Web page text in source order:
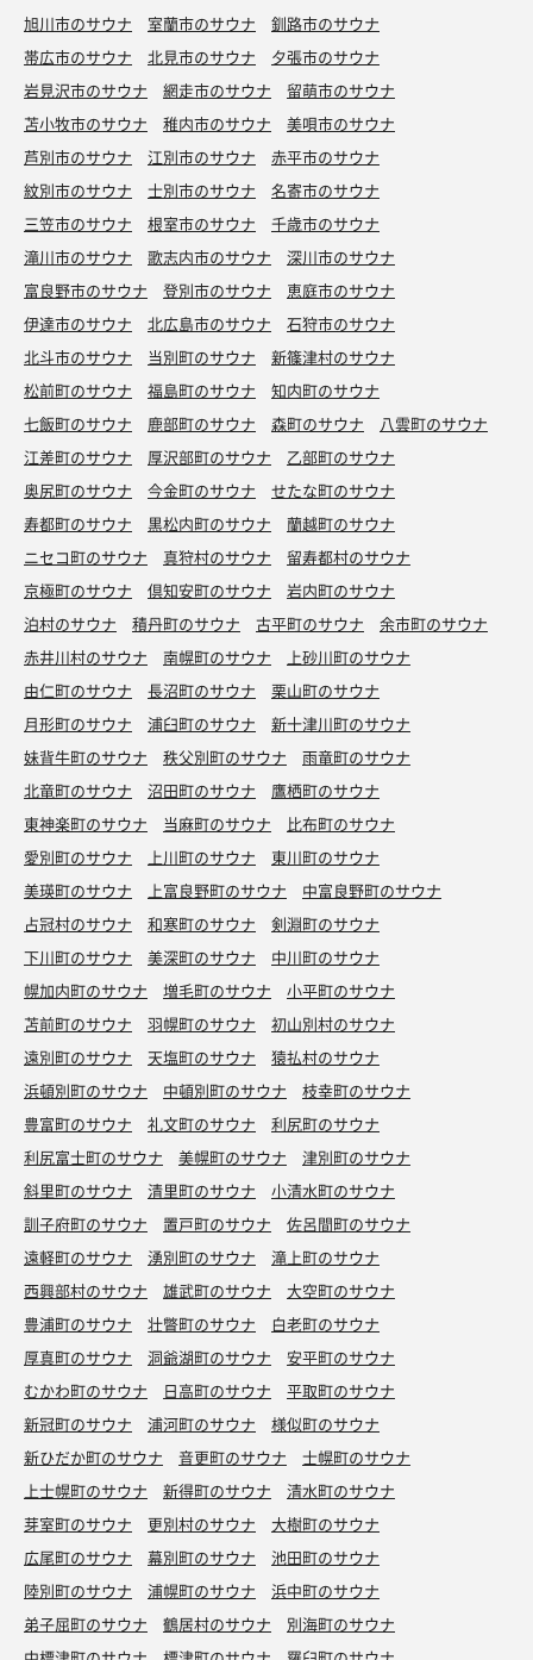
旭川市のサウナ
室蘭市のサウナ
釧路市のサウナ
帯広市のサウナ
北見市のサウナ
夕張市のサウナ
岩見沢市のサウナ
網走市のサウナ
留萌市のサウナ
苫小牧市のサウナ
稚内市のサウナ
美唄市のサウナ
芦別市のサウナ
江別市のサウナ
赤平市のサウナ
紋別市のサウナ
士別市のサウナ
名寄市のサウナ
三笠市のサウナ
根室市のサウナ
千歳市のサウナ
滝川市のサウナ
歌志内市のサウナ
深川市のサウナ
富良野市のサウナ
登別市のサウナ
恵庭市のサウナ
伊達市のサウナ
北広島市のサウナ
石狩市のサウナ
北斗市のサウナ
当別町のサウナ
新篠津村のサウナ
松前町のサウナ
福島町のサウナ
知内町のサウナ
七飯町のサウナ
鹿部町のサウナ 森町のサウナ
八雲町のサウナ
江差町のサウナ
厚沢部町のサウナ
乙部町のサウナ
奥尻町のサウナ
今金町のサウナ
せたな町のサウナ
寿都町のサウナ
黒松内町のサウナ
蘭越町のサウナ
ニセコ町のサウナ
真狩村のサウナ
留寿都村のサウナ
京極町のサウナ
倶知安町のサウナ
岩内町のサウナ
泊村のサウナ
積丹町のサウナ 古平町のサウナ
余市町のサウナ
赤井川村のサウナ
南幌町のサウナ
上砂川町のサウナ
由仁町のサウナ
長沼町のサウナ
栗山町のサウナ
月形町のサウナ
浦臼町のサウナ
新十津川町のサウナ
妹背牛町のサウナ
秩父別町のサウナ
雨竜町のサウナ
北竜町のサウナ
沼田町のサウナ
鷹栖町のサウナ
東神楽町のサウナ
当麻町のサウナ
比布町のサウナ
愛別町のサウナ
上川町のサウナ
東川町のサウナ
美瑛町のサウナ
上富良野町のサウナ
中富良野町のサウナ
占冠村のサウナ
和寒町のサウナ
剣淵町のサウナ
下川町のサウナ
美深町のサウナ
中川町のサウナ
幌加内町のサウナ
増毛町のサウナ
小平町のサウナ
苫前町のサウナ
羽幌町のサウナ
初山別村のサウナ
遠別町のサウナ
天塩町のサウナ
猿払村のサウナ
浜頓別町のサウナ
中頓別町のサウナ
枝幸町のサウナ
豊富町のサウナ
礼文町のサウナ
利尻町のサウナ
利尻富士町のサウナ
美幌町のサウナ
津別町のサウナ
斜里町のサウナ
清里町のサウナ
小清水町のサウナ
訓子府町のサウナ
置戸町のサウナ
佐呂間町のサウナ
遠軽町のサウナ
湧別町のサウナ
滝上町のサウナ
西興部村のサウナ
雄武町のサウナ
大空町のサウナ
豊浦町のサウナ
壮瞥町のサウナ
白老町のサウナ
厚真町のサウナ
洞爺湖町のサウナ
安平町のサウナ
むかわ町のサウナ
日高町のサウナ
平取町のサウナ
新冠町のサウナ
浦河町のサウナ
様似町のサウナ
新ひだか町のサウナ
音更町のサウナ
士幌町のサウナ
上士幌町のサウナ
新得町のサウナ
清水町のサウナ
芽室町のサウナ
更別村のサウナ
大樹町のサウナ
広尾町のサウナ
幕別町のサウナ
池田町のサウナ
陸別町のサウナ
浦幌町のサウナ
浜中町のサウナ
弟子屈町のサウナ
鶴居村のサウナ
別海町のサウナ